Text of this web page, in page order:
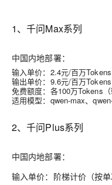
1、千问Max系列
中国内地部署：
输入单价：2.4元/百万Tokens
输出单价：9.6元/百万Tokens
免费额度：各100万Tokens
适用模型：qwen-max、
2、千问Plus系列
中国内地部署：
输入单价：阶梯计价（按